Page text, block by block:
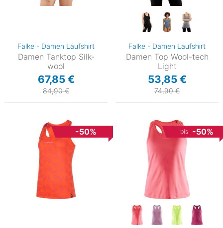
Falke - Damen Laufshirt
Damen Tanktop Silk-
wool
67,85 €
84,90 €
Falke - Damen Laufshirt
Damen Top Wool-tech
Light
53,85 €
74,90 €
-50% bis -50%